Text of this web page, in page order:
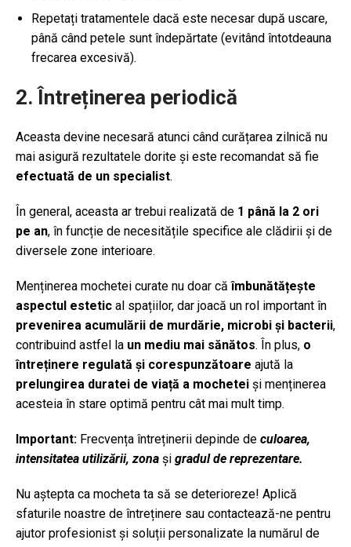
Repetați tratamentele dacă este necesar după uscare,
până când petele sunt îndepărtate (evitând întotdeauna
frecarea excesivă).
2. Întreținerea periodică
Aceasta devine necesară atunci când curățarea zilnică nu
mai asigură rezultatele dorite și este recomandat să fie
efectuată de un specialist.
În general, aceasta ar trebui realizată de 1 până la 2 ori
pe an, în funcție de necesitățile specifice ale clădirii și de
diversele zone interioare.
Menținerea mochetei curate nu doar căîmbunătățește
aspectul estetic al spațiilor, dar joacă un rol important în
prevenirea acumulării de murdărie, microbi și bacterii,
contribuind astfel la un mediu mai sănătos. În plus, o
întreținere regulată și corespunzătoare ajută la
prelungirea duratei de viață a mochetei și menținerea
acesteia în stare optimă pentru cât mai mult timp.
Important: Frecvența întreținerii depinde de culoarea,
intensitatea utilizării, zona și gradul de reprezentare.
Nu aștepta ca mocheta ta să se deterioreze! Aplică
sfaturile noastre de întreținere sau contactează-ne pentru
ajutor profesionist și soluții personalizate la numărul de